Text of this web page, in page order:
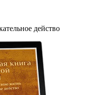
действо